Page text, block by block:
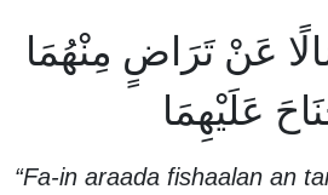
عَنْ تَرَاضٍ مِنْهُمَا
عَلَيْهِمَا
“Fa-in araada fishaalan an